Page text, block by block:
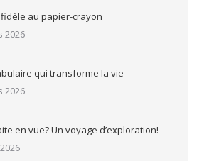
au papier-crayon
2026
qui transforme la vie
2026
en vue? Un voyage d’exploration!